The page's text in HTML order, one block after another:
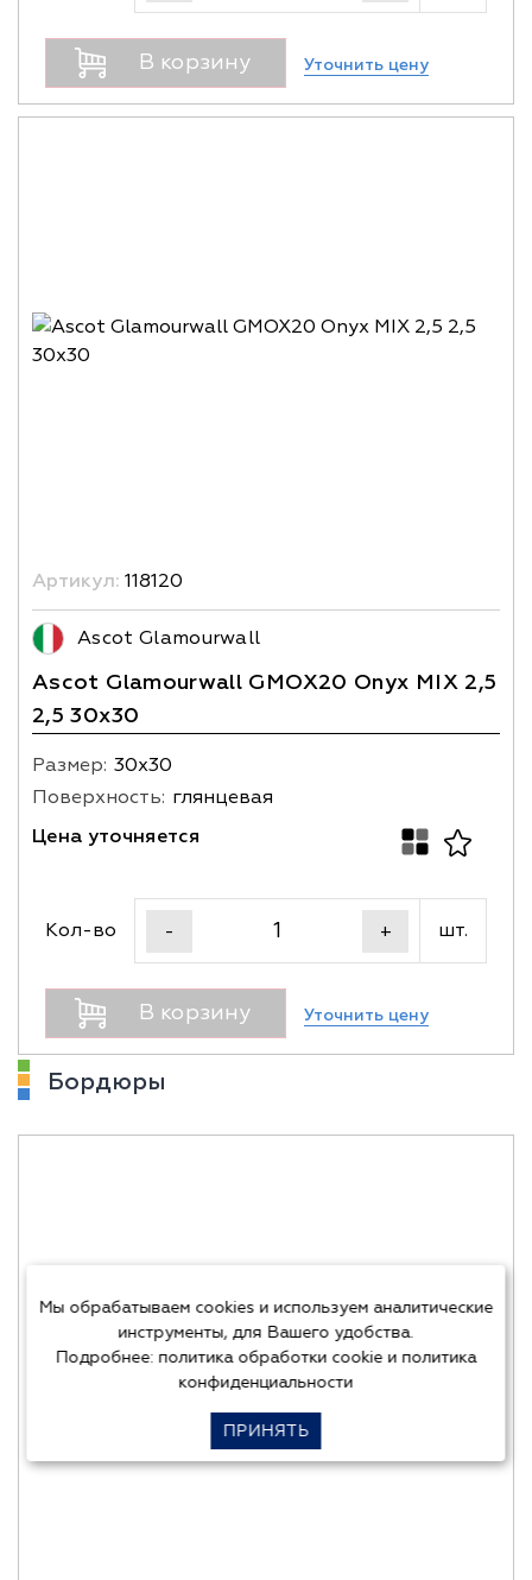
В корзину Уточнить цену
Артикул: 118120
Ascot Glamourwall
Ascot Glamourwall GMOX20 Onyx MIX 2,5
2,5 30x30
Размер: 30х30
Поверхность: глянцевая
Цена уточняется
Кол-во - + шт.
В корзину Уточнить цену
Бордюры
Мы обрабатываем cookies и используем аналитические
инструменты, для Вашего удобства.
Подробнее: политика обработки cookieи политика
конфиденциальности
ПРИНЯТЬ